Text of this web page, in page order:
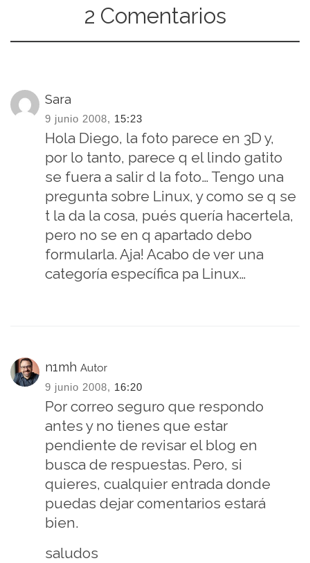
2 Comentarios
Sara
9 junio 2008, 15:23
Hola Diego, la foto parece en 3D y,
por lo tanto, parece q el lindo gatito
se fuera a salir d la foto… Tengo una
pregunta sobre Linux, y como se q se
t la da la cosa, pués quería hacertela,
pero no se en q apartado debo
formularla. Aja! Acabo de ver una
categoría específica pa Linux…
n1mh Autor
9 junio 2008, 16:20
Por correo seguro que respondo
antes y no tienes que estar
pendiente de revisar el blog en
busca de respuestas. Pero, si
quieres, cualquier entrada donde
puedas dejar comentarios estará
bien.
saludos